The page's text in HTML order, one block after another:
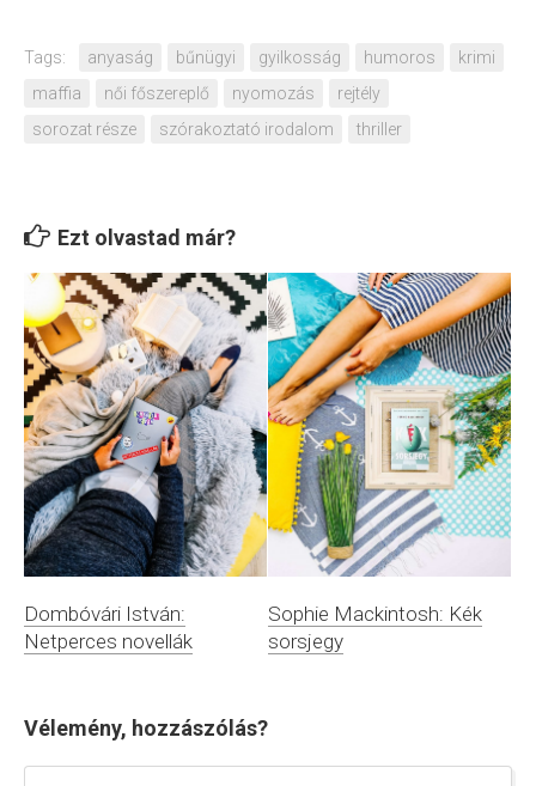
Tags: anyaság bűnügyi gyilkosság humoros
krimi
maffia
női főszereplő nyomozás
rejtély
sorozat része
szórakoztató irodalom thriller
Ezt olvastad már?
Dombóvári István:
Netperces novellák
Sophie Mackintosh: Kék
sorsjegy
Vélemény, hozzászólás?